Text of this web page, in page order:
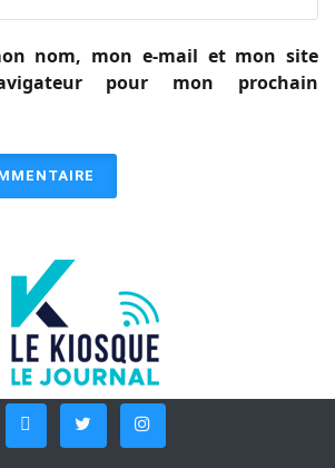
nom, mon e-mail et mon site
pour mon prochain